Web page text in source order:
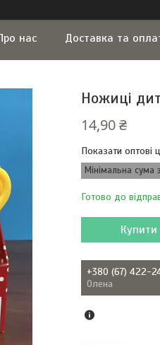
нас Доставка та
Ножиці
14,90 ₴
Показати оптові
Мінімальна
Готово до
Купити
+380 (67) 422-
Олена